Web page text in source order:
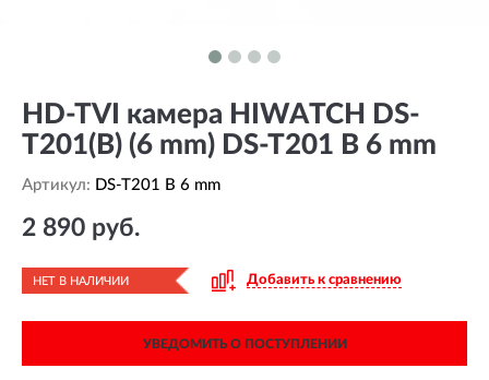
HD-TVI камера HIWATCH DS-
T201(B) (6 mm) DS-T201 B 6 mm
Артикул: DS-T201 B 6 mm
2 890 руб.
НЕТ В НАЛИЧИИ Добавить к сравнению
УВЕДОМИТЬ О ПОСТУПЛЕНИИ